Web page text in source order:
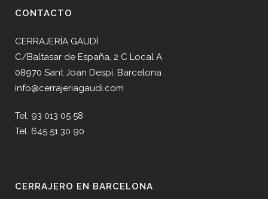
CONTACTO
CERRAJERÍA GAUDÍ
C/Baltasar de España, 2 C Local A
08970 Sant Joan Despí, Barcelona
info@cerrajeriagaudi.com
Tel. 93 013 05 58
Tel. 645 51 30 90
CERRAJERO EN BARCELONA